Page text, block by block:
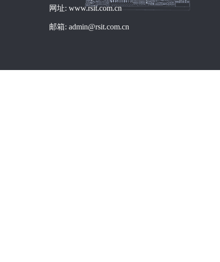
网址: www.rsit.com.cn
邮箱: admin@rsit.com.cn